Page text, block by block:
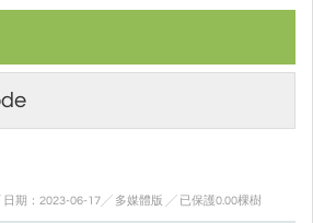
期：2023-06-17╱ 多媒體版 ╱ 已保護0.00棵樹